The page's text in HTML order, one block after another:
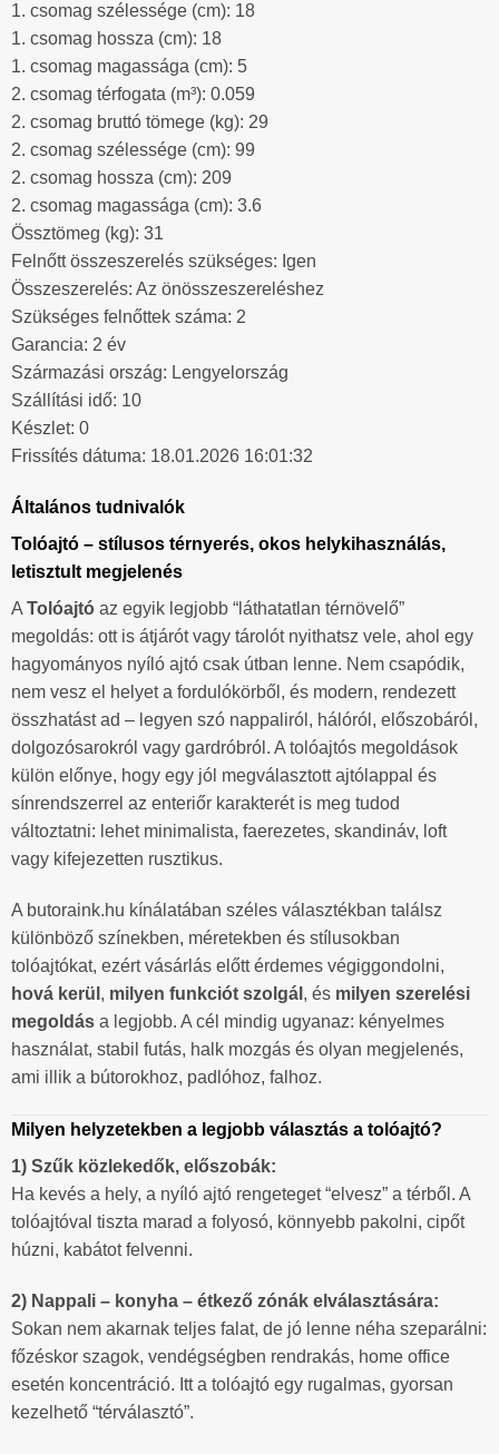
1. csomag szélessége (cm): 18
1. csomag hossza (cm): 18
1. csomag magassága (cm): 5
2. csomag térfogata (m³): 0.059
2. csomag bruttó tömege (kg): 29
2. csomag szélessége (cm): 99
2. csomag hossza (cm): 209
2. csomag magassága (cm): 3.6
Össztömeg (kg): 31
Felnőtt összeszerelés szükséges: Igen
Összeszerelés: Az önösszeszereléshez
Szükséges felnőttek száma: 2
Garancia: 2 év
Származási ország: Lengyelország
Szállítási idő: 10
Készlet: 0
Frissítés dátuma: 18.01.2026 16:01:32
Általános tudnivalók
Tolóajtó – stílusos térnyerés, okos helykihasználás,
letisztult megjelenés
A Tolóajtó az egyik legjobb “láthatatlan térnövelő”
megoldás: ott is átjárót vagy tárolót nyithatsz vele, ahol egy
hagyományos nyíló ajtó csak útban lenne. Nem csapódik,
nem vesz el helyet a fordulókörből, és modern, rendezett
összhatást ad – legyen szó nappaliról, hálóról, előszobáról,
dolgozósarokról vagy gardróbról. A tolóajtós megoldások
külön előnye, hogy egy jól megválasztott ajtólappal és
sínrendszerrel az enteriőr karakterét is meg tudod
változtatni: lehet minimalista, faerezetes, skandináv, loft
vagy kifejezetten rusztikus.
A butoraink.hu kínálatában széles választékban találsz
különböző színekben, méretekben és stílusokban
tolóajtókat, ezért vásárlás előtt érdemes végiggondolni,
hová kerül , milyen funkciót szolgál , és milyen szerelési
megoldás a legjobb. A cél mindig ugyanaz: kényelmes
használat, stabil futás, halk mozgás és olyan megjelenés,
ami illik a bútorokhoz, padlóhoz, falhoz.
Milyen helyzetekben a legjobb választás a tolóajtó?
1) Szűk közlekedők, előszobák:
Ha kevés a hely, a nyíló ajtó rengeteget “elvesz” a térből. A
tolóajtóval tiszta marad a folyosó, könnyebb pakolni, cipőt
húzni, kabátot felvenni.
2) Nappali – konyha – étkező zónák elválasztására:
Sokan nem akarnak teljes falat, de jó lenne néha szeparálni:
főzéskor szagok, vendégségben rendrakás, home office
esetén koncentráció. Itt a tolóajtó egy rugalmas, gyorsan
kezelhető “térválasztó”.